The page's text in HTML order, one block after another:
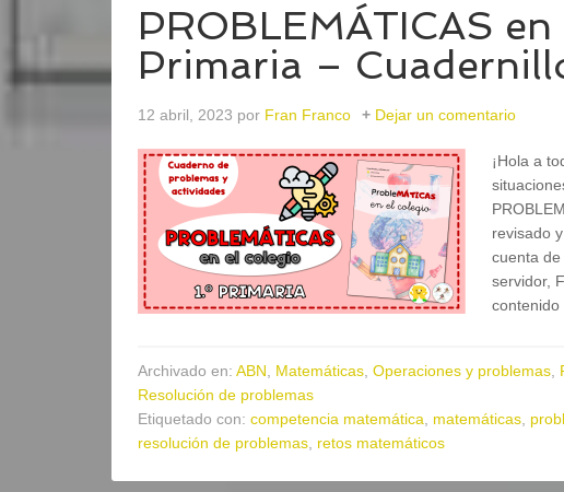
PROBLEMÁTICAS en
Primaria –
12 abril, 2023 por Fran Franco Dejar un comentario
¡Hola a
revisado
cuenta
servidor,
Archivado en: ABN Matemáticas Operaciones y problemas
Resolución de problemas
Etiquetado con: competencia matemática matemáticas
resolución de problemas retos matemáticos